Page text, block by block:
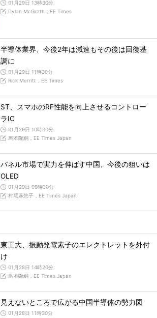
01月29日 13時30分
Dylan McGrath，EE Times
半導体業界、今後2年は減速もその後は回復基
調に
01月29日 11時30分
Rick Merritt，EE Times
ST、スマホのRF性能を向上させるコントロー
ラIC
01月29日 10時30分
馬本隆綱，EE Times Japan
パネル市場で実力を伸ばす中国、今後の狙いは
OLED
01月29日 09時30分
村尾麻悠子，EE Times Japan
東工大、振動発電素子のエレクトレットを外付
け
01月28日 14時20分
馬本隆綱，EE Times Japan
見えないところで広がる中国半導体の勢力図
01月28日 11時30分